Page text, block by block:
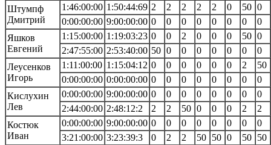
Штумпф
Дмитрий
1:46:00:00 1:50:44:69 2 2 2 2 2 0 50 0
0:00:00:00 9:00:00:00 0 0 0 0 0 0 0
0
Яшков
Евгений
1:15:00:00 1:19:03:23 0 0 2 0 0 0 50 0
2:47:55:00 2:53:40:00 50 0 0 0 0 0 0
0
Леусенков
Игорь
1:11:00:00 1:15:04:12 0 0 0 0 0 0 2
50
0:00:00:00 0:00:00:00 0 0 0 0 0 0 0
0
Кислухин
Лев
0:00:00:00 9:00:00:00 0 0 0 0 0 0 0
0
2:44:00:00 2:48:12:2 2 2 50 0 0 0 2
2
Костюк
Иван
0:00:00:00 9:00:00:00 0 0 0 0 0 0 0
0
3:21:00:00 3:23:39:3 0 2 2 50 50 0 50 50